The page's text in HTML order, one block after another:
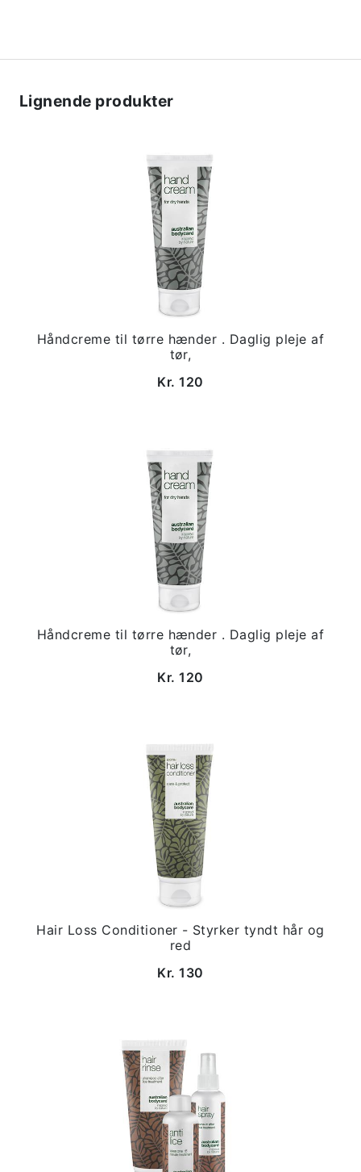
Lignende produkter
Håndcreme til tørre hænder . Daglig pleje af
tør,
Kr. 120
Håndcreme til tørre hænder . Daglig pleje af
tør,
Kr. 120
Hair Loss Conditioner - Styrker tyndt hår og
red
Kr. 130